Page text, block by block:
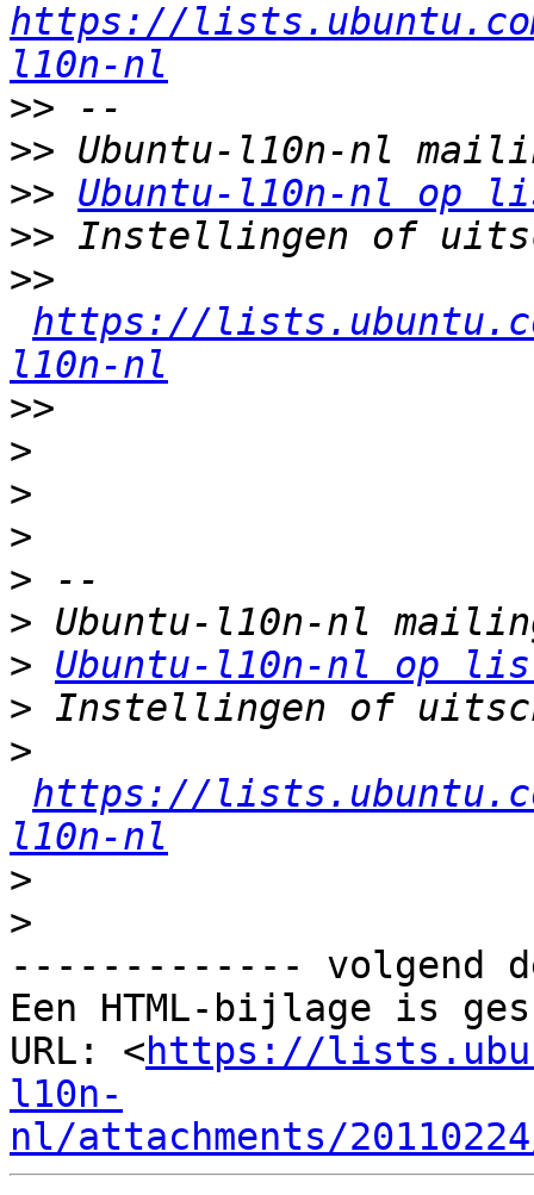
https://
l10n-nl
>>
>>
>> Ubuntu-l10n-nl op
>>
>>
https://
l10n-nl
>>
>
>
>
>
>
> Ubuntu-l10n-nl op
>
>
https://
l10n-nl
>
>
------------- volgend
Een HTML-bijlage is
URL: <https://
l10n-
nl/attachments/